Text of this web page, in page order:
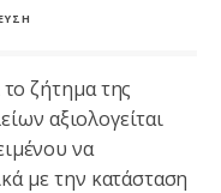
ζήτημα της
αξιολογείται
να
με την κατάσταση